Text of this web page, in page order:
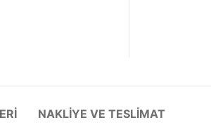
NAKLIYE VE TESLIMAT